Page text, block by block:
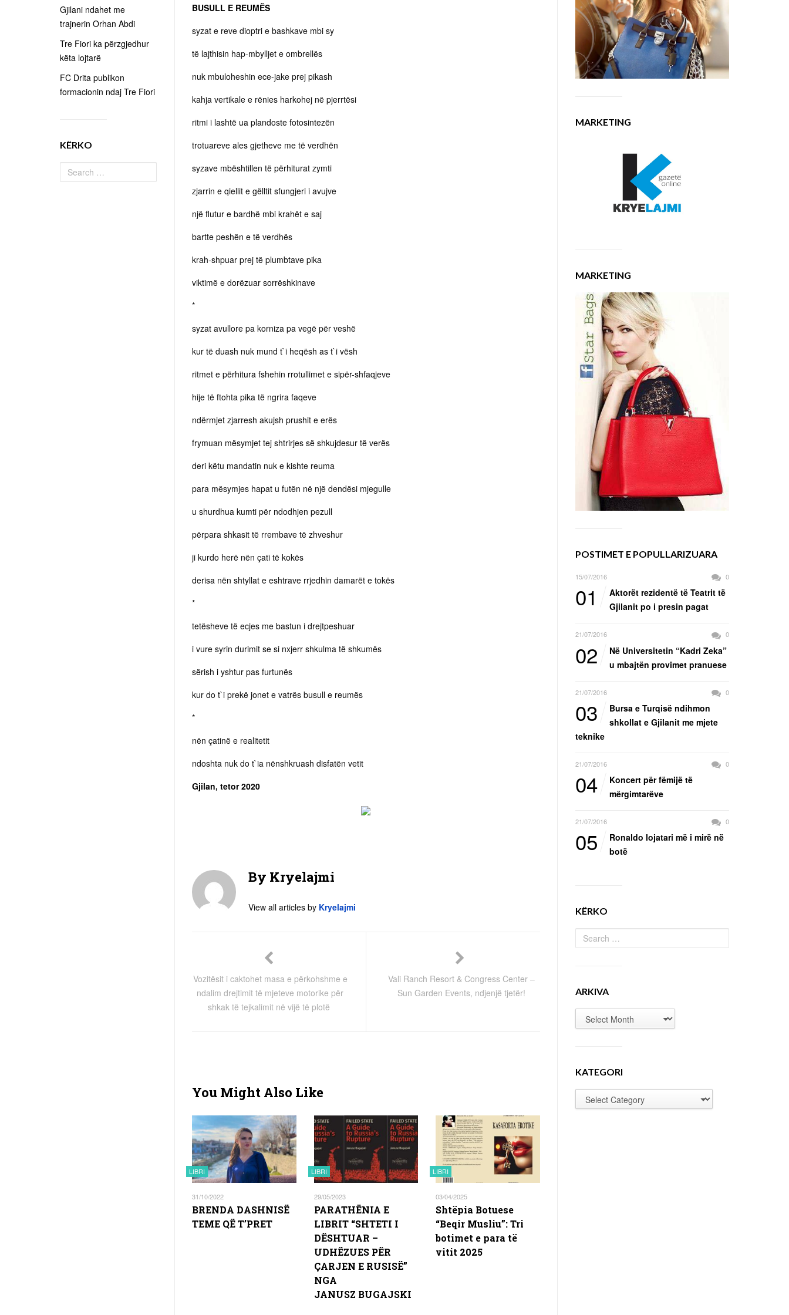
BUSULL E REUMËS
syzat e reve dioptri e bashkave mbi sy
të lajthisin hap-mbylljet e ombrellës
nuk mbuloheshin ece-jake prej pikash
kahja vertikale e rënies harkohej në pjerrtësi
ritmi i lashtë ua plandoste fotosintezën
trotuareve ales gjetheve me të verdhën
syzave mbështillen të përhiturat zymti
zjarrin e qiellit e gëlltit sfungjeri i avujve
një flutur e bardhë mbi krahët e saj
bartte peshën e të verdhës
krah-shpuar prej të plumbtave pika
viktimë e dorëzuar sorrëshkinave
*
syzat avullore pa korniza pa vegë për veshë
kur të duash nuk mund t`i heqësh as t`i vësh
ritmet e përhitura fshehin rrotullimet e sipër-shfaqjeve
hije të ftohta pika të ngrira faqeve
ndërmjet zjarresh akujsh prushit e erës
frymuan mësymjet tej shtrirjes së shkujdesur të verës
deri këtu mandatin nuk e kishte reuma
para mësymjes hapat u futën në një dendësi mjegulle
u shurdhua kumti për ndodhjen pezull
përpara shkasit të rrembave të zhveshur
ji kurdo herë nën çati të kokës
derisa nën shtyllat e eshtrave rrjedhin damarët e tokës
*
tetësheve të ecjes me bastun i drejtpeshuar
i vure syrin durimit se si nxjerr shkulma të shkumës
sërish i yshtur pas furtunës
kur do t`i prekë jonet e vatrës busull e reumës
*
nën çatinë e realitetit
ndoshta nuk do t`ia nënshkruash disfatën vetit
Gjilan, tetor 2020
By Kryelajmi
View all articles by Kryelajmi
Vozitësit i caktohet masa e përkohshme e
ndalim drejtimit të mjeteve motorike për
shkak të tejkalimit në vijë të plotë
Vali Ranch Resort & Congress Center –
Sun Garden Events, ndjenjë tjetër!
You Might Also Like
LIBRI
31/10/2022
BRENDA DASHNISË
TEME QË T’PRET
LIBRI
29/05/2023
PARATHËNIA E
LIBRIT “SHTETI I
DËSHTUAR –
UDHËZUES PËR
ÇARJEN E RUSISË”
NGA
JANUSZ BUGAJSKI
LIBRI
03/04/2025
Shtëpia Botuese
“Beqir Musliu”: Tri
botimet e para të
vitit 2025
MARKETING
MARKETING
POSTIMET E POPULLARIZUARA
15/07/2016 0
01
Aktorët rezidentë të Teatrit të
Gjilanit po i presin pagat
21/07/2016 0
02
Në Universitetin “Kadri Zeka”
u mbajtën provimet pranuese
21/07/2016 0
03
Bursa e Turqisë ndihmon
shkollat e Gjilanit me mjete
teknike
21/07/2016 0
04
Koncert për fëmijë të
mërgimtarëve
21/07/2016 0
05
Ronaldo lojatari më i mirë në
botë
KËRKO
ARKIVA
KATEGORI
Gjilani ndahet me
trajnerin Orhan Abdi
Tre Fiori ka përzgjedhur
këta lojtarë
FC Drita publikon
formacionin ndaj Tre Fiori
KËRKO